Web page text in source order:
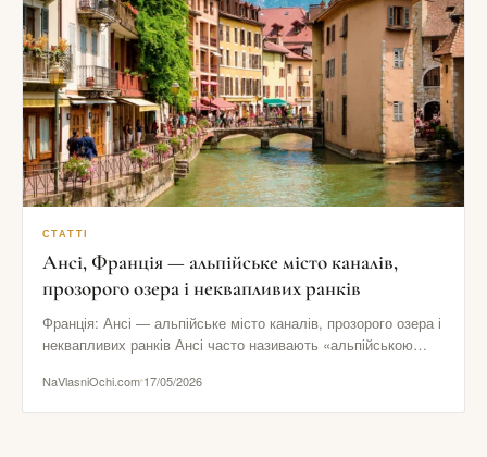
СТАТТІ
Ансі, Франція — альпійське місто каналів,
прозорого озера і неквапливих ранків
Франція: Ансі — альпійське місто каналів, прозорого озера і
неквапливих ранків Ансі часто називають «альпійською
NaVlasniOchi.com 17/05/2026